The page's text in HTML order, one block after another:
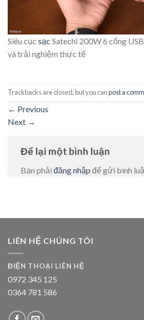
Siêu cục sạc Satechi 200W 6 cổng
và trải nghiệm thực tế
Trackbacks are closed, but you canpost a
← Previous
Next →
Để lại một bình luận
Bạn phải đăng nhập để gửi bình
LIÊN HỆ CHÚNG TÔI
ĐIỆN THOẠI LIÊN HỆ
0972 345 125
0364 781 586